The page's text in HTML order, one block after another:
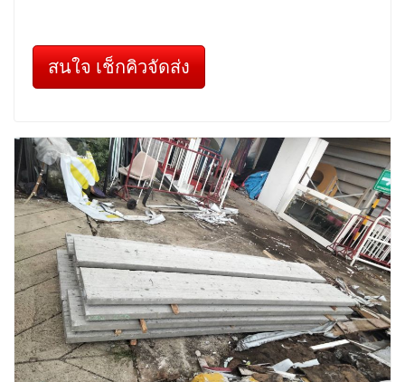
สนใจ เช็กคิวจัดส่ง